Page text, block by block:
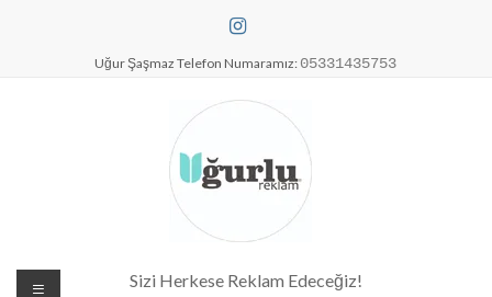
Uğur Şaşmaz Telefon Numaramız: 05331435753
Dijital Baskı Merkezi| Antalya
Sizi Herkese Reklam Edeceğiz!